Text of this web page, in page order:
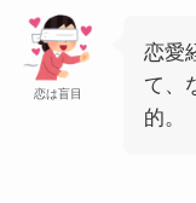
恋は盲目
恋愛
て、
的。